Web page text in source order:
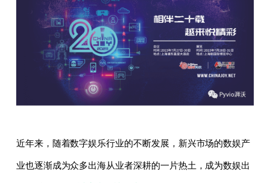
近年来，随着数字娱乐行业的不断发展，新兴市场的数娱产
业也逐渐成为众多出海从业者深耕的一片热土，成为数娱出